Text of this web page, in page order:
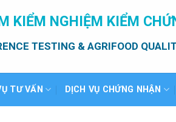
KIỂM NGHIỆM KIỂM
TESTING & AGRIFOOD
TƯ VẤN DỊCH VỤ CHỨNG NHẬN